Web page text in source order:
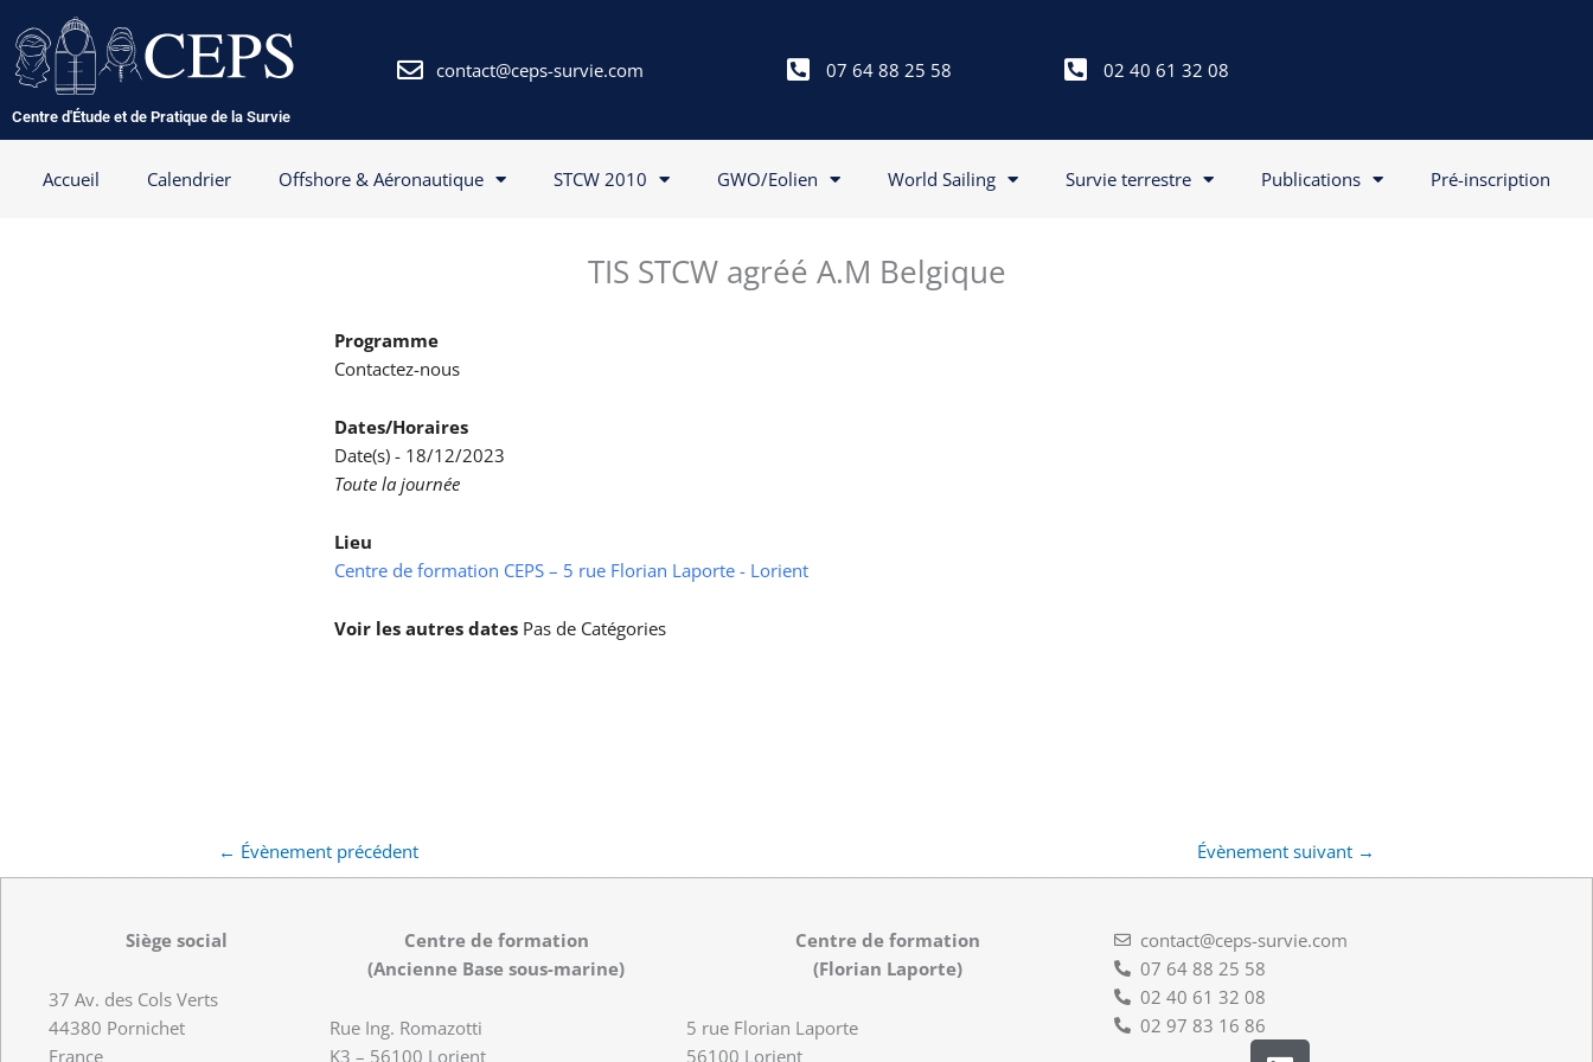
au
contenu
Centre d'Étude et de Pratique de la Survie
contact@ceps-survie.com 07 64 88 25 58 02 40 61 32 08
Accueil Calendrier Offshore & Aéronautique STCW 2010 GWO/Eolien World Sailing Survie terrestre Publications Pré-inscription
TIS STCW agréé A.M Belgique
Programme
Contactez-nous
Dates/Horaires
Date(s) - 18/12/2023
Toute la journée
Lieu
Centre de formation CEPS – 5 rue Florian Laporte - Lorient
Voir les autres dates Pas de Catégories
← Évènement précédent Évènement suivant →
Siège social
37 Av. des Cols Verts
44380 Pornichet
France
Centre de formation
(Ancienne Base sous-marine)
Rue Ing. Romazotti
K3 – 56100 Lorient
Centre de formation
(Florian Laporte)
5 rue Florian Laporte
56100 Lorient
contact@ceps-survie.com
07 64 88 25 58
02 40 61 32 08
02 97 83 16 86
L